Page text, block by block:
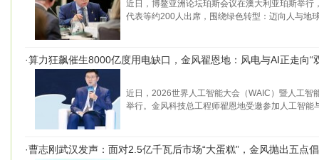
近日，博鳌亚洲论坛珀斯会议在澳大利亚珀斯举行
代表等约200人出席，围绕绿色转型：迈向人与地
·算力狂飙催生8000亿度用电缺口，金风翟恩地：风电与AI正走向“
近日，2026世界人工智能大会（WAIC）暨人工智
举行。金风科技总工程师翟恩地受邀参加人工智能
·曹志刚武汉发声：面对2.5亿千瓦后市场“大蛋糕”，金风抛出五点